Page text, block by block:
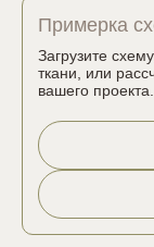
Примерка
Загрузите
ткани, или
вашего проекта.